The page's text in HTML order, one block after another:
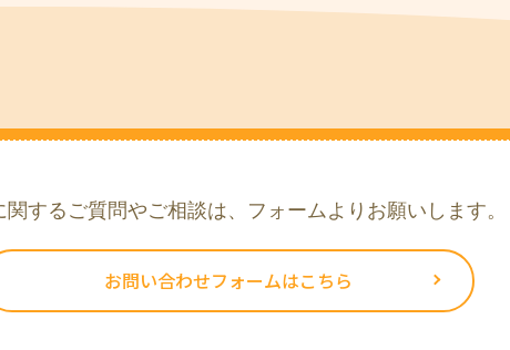
関するご質問やご相談は、フォームよりお願いします。
お問い合わせフォームはこちら